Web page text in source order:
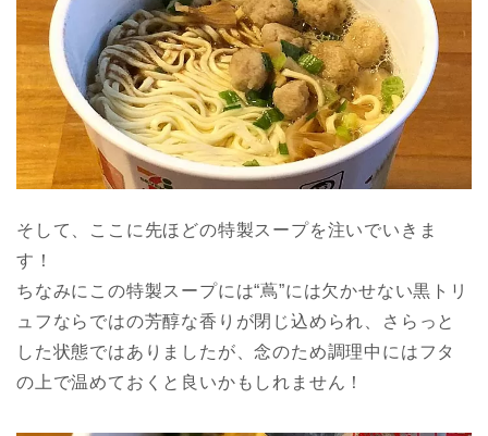
そして、ここに先ほどの特製スープを注いでいきま
す！
ちなみにこの特製スープには“蔦”には欠かせない黒トリ
ュフならではの芳醇な香りが閉じ込められ、さらっと
した状態ではありましたが、念のため調理中にはフタ
の上で温めておくと良いかもしれません！